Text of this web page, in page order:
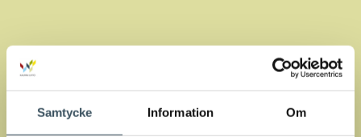
Samtycke Information Om